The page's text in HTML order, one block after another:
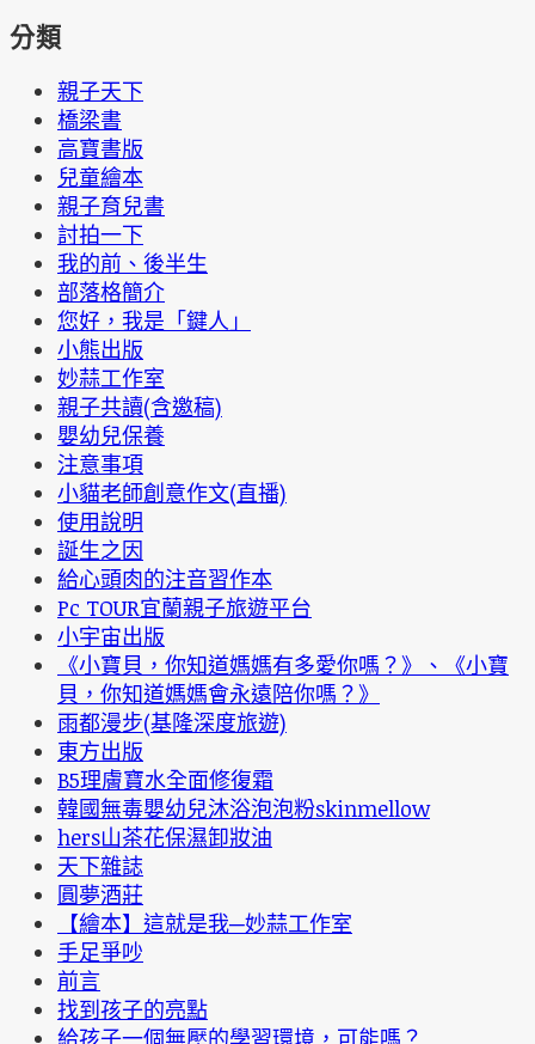
分類
親子天下
橋梁書
高寶書版
兒童繪本
親子育兒書
討拍一下
我的前、後半生
部落格簡介
您好，我是「鍵人」
小熊出版
妙蒜工作室
親子共讀(含邀稿)
嬰幼兒保養
注意事項
小貓老師創意作文(直播)
使用說明
誕生之因
給心頭肉的注音習作本
Pc TOUR宜蘭親子旅遊平台
小宇宙出版
《小寶貝，你知道媽媽有多愛你嗎？》、《小寶
貝，你知道媽媽會永遠陪你嗎？》
雨都漫步(基隆深度旅遊)
東方出版
B5理膚寶水全面修復霜
韓國無毒嬰幼兒沐浴泡泡粉skinmellow
hers山茶花保濕卸妝油
天下雜誌
圓夢酒莊
【繪本】這就是我─妙蒜工作室
手足爭吵
前言
找到孩子的亮點